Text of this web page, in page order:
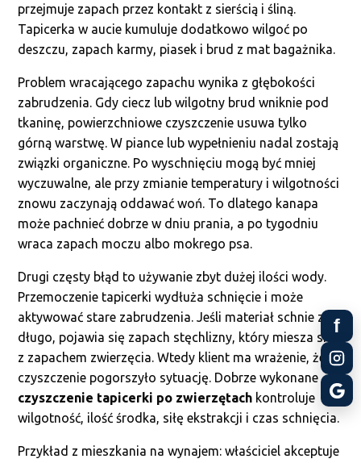
przejmuje zapach przez kontakt z sierścią i śliną.
Tapicerka w aucie kumuluje dodatkowo wilgoć po
deszczu, zapach karmy, piasek i brud z mat bagażnika.
Problem wracającego zapachu wynika z głębokości
zabrudzenia. Gdy ciecz lub wilgotny brud wniknie pod
tkaninę, powierzchniowe czyszczenie usuwa tylko
górną warstwę. W piance lub wypełnieniu nadal zostają
związki organiczne. Po wyschnięciu mogą być mniej
wyczuwalne, ale przy zmianie temperatury i wilgotności
znowu zaczynają oddawać woń. To dlatego kanapa
może pachnieć dobrze w dniu prania, a po tygodniu
wraca zapach moczu albo mokrego psa.
Drugi częsty błąd to używanie zbyt dużej ilości wody.
Przemoczenie tapicerki wydłuża schnięcie i może
aktywować stare zabrudzenia. Jeśli materiał schnie zbyt
długo, pojawia się zapach stęchlizny, który miesza się
z zapachem zwierzęcia. Wtedy klient ma wrażenie, że
czyszczenie pogorszyło sytuację. Dobrze wykonane
czyszczenie tapicerki po zwierzętach kontroluje
wilgotność, ilość środka, siłę ekstrakcji i czas schnięcia.
Przykład z mieszkania na wynajem: właściciel akceptuje
f